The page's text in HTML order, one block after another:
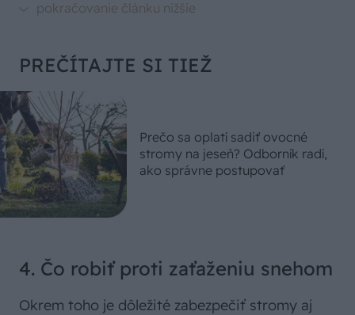
PREČÍTAJTE SI TIEŽ
Prečo sa oplatí sadiť ovocné
stromy na jeseň? Odborník radí,
ako správne postupovať
4. Čo robiť proti zaťaženiu snehom
Okrem toho je dôležité zabezpečiť stromy aj